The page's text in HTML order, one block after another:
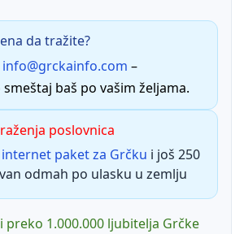
da tražite?
info@grckainfo.com –
baš po vašim željama.
poslovnica
paket za Grčku i još 250
odmah po ulasku u zemlju
1.000.000 ljubitelja Grčke